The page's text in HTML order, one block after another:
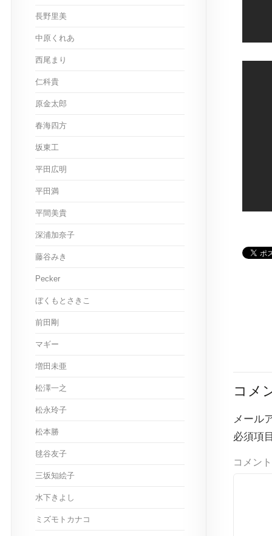
コメ
メール
必須項
コメント
長野里美
中原くれあ
西尾まり
仁科貴
原金太郎
春海四方
坂東工
平田広明
平田満
平間美貴
深浦加奈子
藤谷みき
Pecker
ぼくもとさきこ
前田剛
マギー
増田未亜
松澤一之
松永玲子
松本勝
毬谷友子
三坂知絵子
水下きよし
ミズモトカナコ